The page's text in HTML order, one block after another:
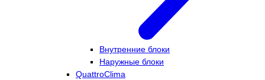
Внутренние блоки
Наружные блоки
QuattroClima